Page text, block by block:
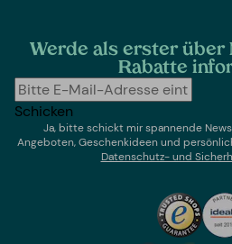
Werde als erster über
Rabatte
Schicken
Ja, bitte schickt mir spannende
Angeboten, Geschenkideen und
Datenschutz- und